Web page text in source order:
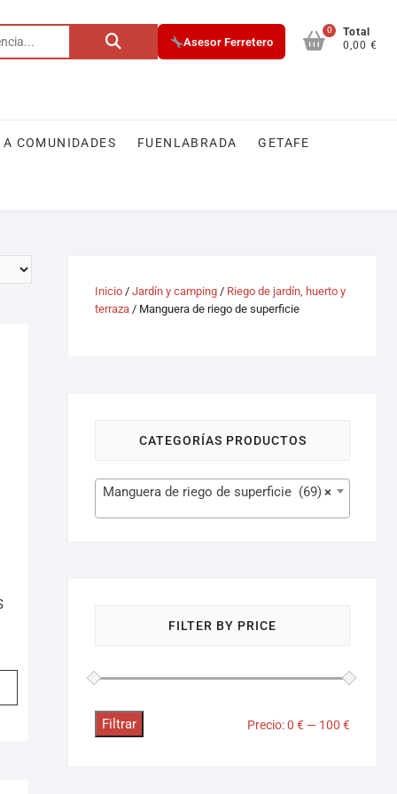
Asesor Ferretero
0
Total
0,00 €
COMUNIDADES FUENLABRADA GETAFE
Inicio / Jardín y camping / Riego de jardín, huerto y
terraza / Manguera de riego de superficie
CATEGORÍAS PRODUCTOS
×
Manguera de riego de superficie (69)
FILTER BY PRICE
Filtrar Precio:0 € — 100 €